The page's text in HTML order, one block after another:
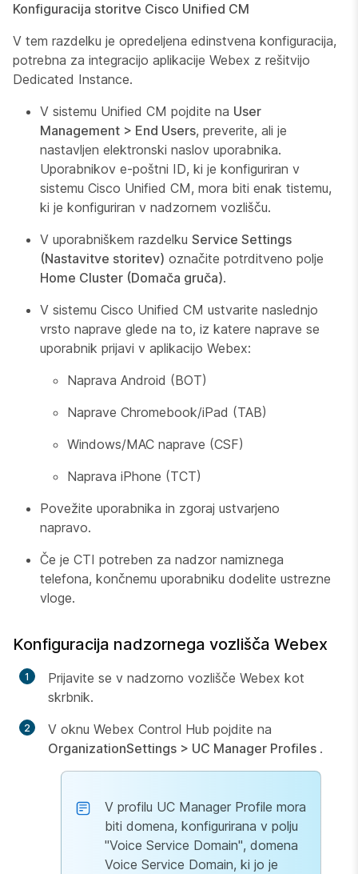
Konfiguracija storitve Cisco Unified CM
V tem razdelku je opredeljena edinstvena konfiguracija,
potrebna za integracijo aplikacije Webex z rešitvijo
Dedicated Instance.
V sistemu Unified CM pojdite na User
Management > End Users, preverite, ali je
nastavljen elektronski naslov uporabnika.
Uporabnikov e-poštni ID, ki je konfiguriran v
sistemu Cisco Unified CM, mora biti enak tistemu,
ki je konfiguriran v nadzornem vozlišču.
V uporabniškem razdelku Service Settings
(Nastavitve storitev) označite potrditveno polje
Home Cluster (Domača gruča).
V sistemu Cisco Unified CM ustvarite naslednjo
vrsto naprave glede na to, iz katere naprave se
uporabnik prijavi v aplikacijo Webex:
Naprava Android (BOT)
Naprave Chromebook/iPad (TAB)
Windows/MAC naprave (CSF)
Naprava iPhone (TCT)
Povežite uporabnika in zgoraj ustvarjeno
napravo.
Če je CTI potreben za nadzor namiznega
telefona, končnemu uporabniku dodelite ustrezne
vloge.
Konfiguracija nadzornega vozlišča Webex
Prijavite se v nadzorno vozlišče Webex kot
skrbnik.
V oknu Webex Control Hub pojdite na
OrganizationSettings > UC Manager Profiles .
V profilu UC Manager Profile mora
biti domena, konfigurirana v polju
"Voice Service Domain", domena
Voice Service Domain, ki jo je